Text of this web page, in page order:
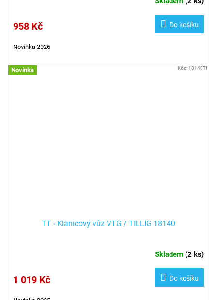
958 Kč Do košíku
Novinka 2026
Novinka
TT - Klanicový vůz VTG / TILLIG 18140
Skladem (2 ks)
1 019 Kč Do košíku
Kód: 18140TI